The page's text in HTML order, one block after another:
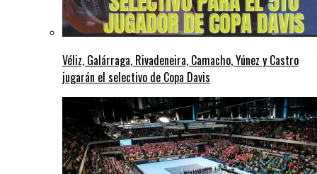
Véliz, Galárraga, Rivadeneira, Camacho, Yúnez y Castro
jugarán el selectivo de Copa Davis